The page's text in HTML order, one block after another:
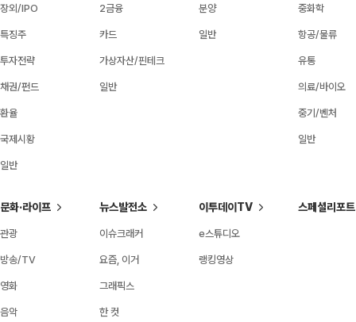
장외/IPO
특징주
투자전략
채권/펀드
환율
국제시황
일반
2금융
카드
가상자산/핀테크
일반
분양
일반
중화학
항공/물류
유통
의료/바이오
중기/벤처
일반
문화·라이프
관광
방송/TV
영화
음악
뉴스발전소
이슈크래커
요즘, 이거
그래픽스
한 컷
이투데이TV
e스튜디오
랭킹영상
스페셜리포트